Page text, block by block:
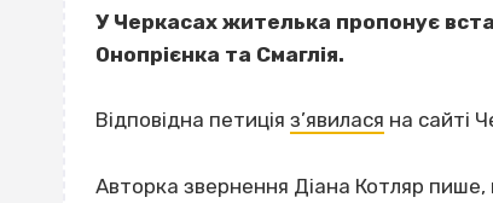
У Черкасах жителька пропонує
Онопрієнка та Смаглія.
Відповідна петиція з’явилася на сайті
Авторка звернення Діана Котляр